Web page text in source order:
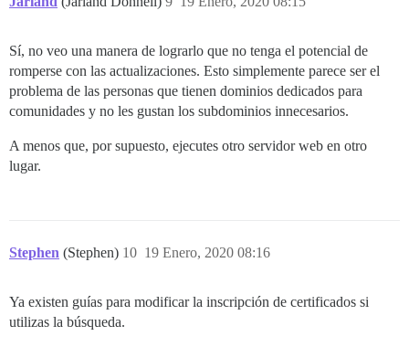
Sí, no veo una manera de lograrlo que no tenga el potencial de
romperse con las actualizaciones. Esto simplemente parece ser el
problema de las personas que tienen dominios dedicados para
comunidades y no les gustan los subdominios innecesarios.
A menos que, por supuesto, ejecutes otro servidor web en otro
lugar.
Stephen (Stephen) 19 Enero, 2020 08:16
10
Ya existen guías para modificar la inscripción de certificados si
utilizas la búsqueda.